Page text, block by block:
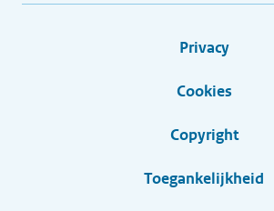
Privacy
Cookies
Copyright
Toegankelijkheid